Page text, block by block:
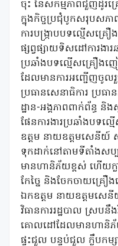
ចុះ នៃសកម្មភាពជួញដូរ
ក្នុងកិច្ចប្រជុំបូកសរុបសភ
ការបង្ក្រាបបទល្មើសគ្
ផ្សព្វផ្សាយទិសដៅការង
ប្រឆាំងបទល្មើសគ្រឿងញ
ដែលមានការអញ្ជើញចូលរួ
ប្រធានសេនាធិការ ប្រធ
ដ្ឋាន-អង្គភាពពាក់ព័ន្ធ និ
ផែនការងារប្រឆាំងបទល្
ឧត្តម នាយឧត្តមសេនីយ៍
ទុកដាក់នៅតាមទីតាំងសប្
មានហានិភ័យខ្ពស់ ហើយក្
កែច្នៃ និងចែកចាយគ្រឿ
ឯកឧត្តម នាយឧត្តមសេ
វិធានការរដ្ឋបាល ស្រប
គោលដៅដែលមានហានិភ័
ផ្ទះជួល បន្ទប់ជួល ក្លឹបកម្